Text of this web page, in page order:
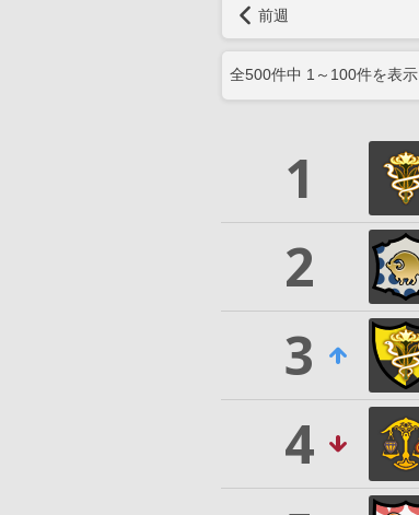
前週
全500件中 1 ～ 100件を表示
1
2
3
4